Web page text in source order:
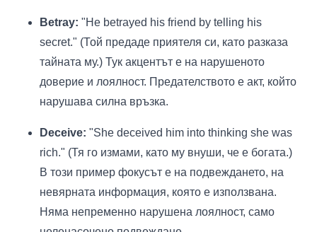
Betray: "He betrayed his friend by telling his
secret." (Той предаде приятеля си, като разказа
тайната му.) Тук акцентът е на нарушеното
доверие и лоялност. Предателството е акт, който
нарушава силна връзка.
Deceive: "She deceived him into thinking she was
rich." (Тя го измами, като му внуши, че е богата.)
В този пример фокусът е на подвеждането, на
невярната информация, която е използвана.
Няма непременно нарушена лоялност, само